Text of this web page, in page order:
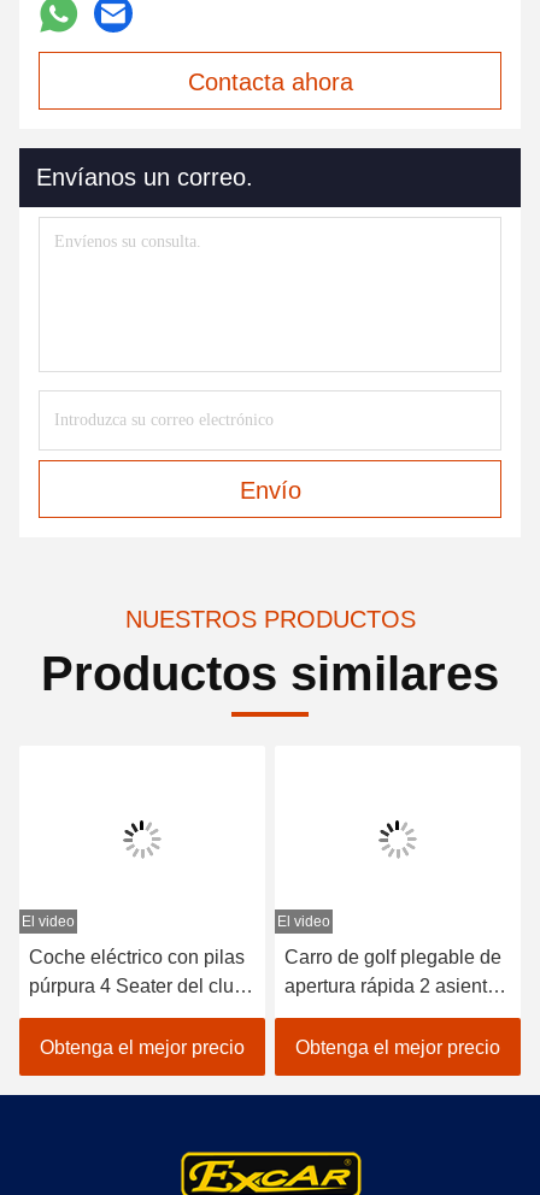
Contacta ahora
Envíanos un correo.
Envío
NUESTROS PRODUCTOS
Productos similares
El video
Coche eléctrico con pilas
púrpura 4 Seater del club
del coche 48V del golf
mini
Obtenga el mejor precio
El video
Carro de golf plegable de
apertura rápida 2 asientos
+ 2 asientos traseros
Obtenga el mejor precio